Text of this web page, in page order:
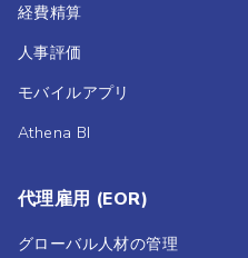
経費精算
人事評価
モバイルアプリ
Athena BI
代理雇用 (EOR)
グローバル人材の管理